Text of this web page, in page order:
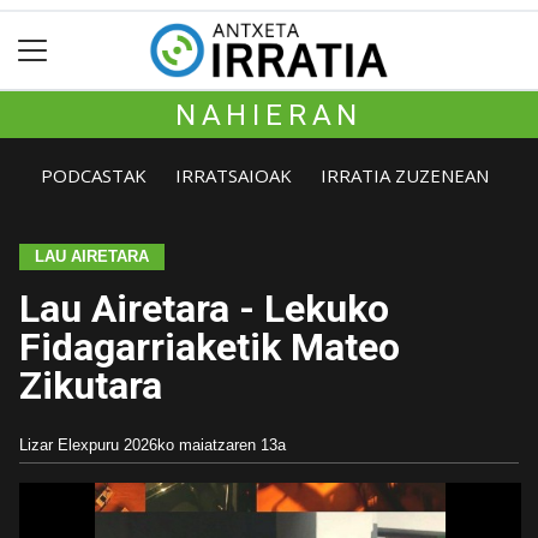
NAHIERAN
PODCASTAK IRRATSAIOAK IRRATIA ZUZENEAN
LAU AIRETARA
Lau Airetara - Lekuko
Fidagarriaketik Mateo
Zikutara
Lizar Elexpuru 2026ko maiatzaren 13a